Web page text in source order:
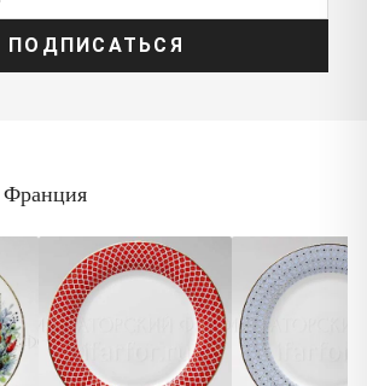
ПОДПИСАТЬСЯ